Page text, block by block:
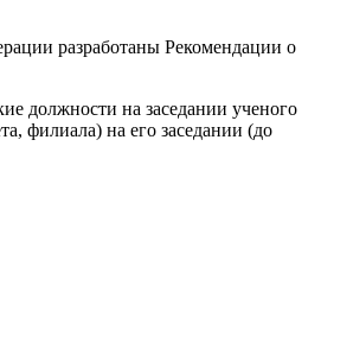
разработаны Рекомендации о
должности на заседании ученого
филиала) на его заседании (до